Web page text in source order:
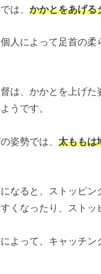
は、 かかとをあげる
人によって足首の
は、かかとを上げた
うです。
姿勢では、 太ももは
なると、ストッピ
くなったり、ストッ
よって、キャッチ